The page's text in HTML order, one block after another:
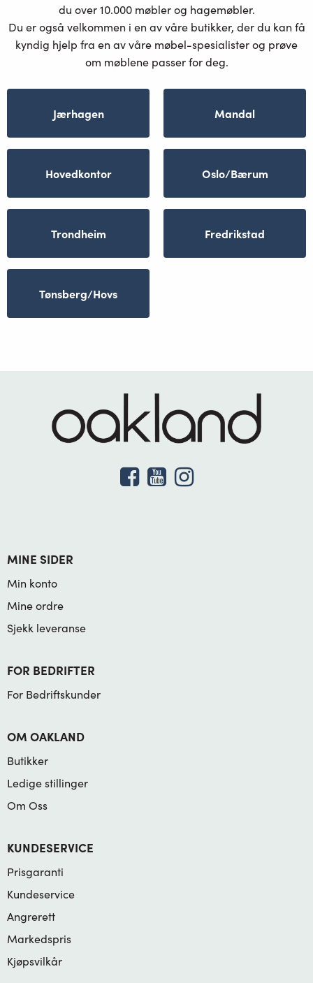
du over 10.000 møbler og hagemøbler.
Du er også velkommen i en av våre butikker, der du kan få
kyndig hjelp fra en av våre møbel-spesialister og prøve
om møblene passer for deg.
Jærhagen Mandal
Hovedkontor Oslo/Bærum
Trondheim Fredrikstad
Tønsberg/Hovs
MINE SIDER
Min konto
Mine ordre
Sjekk leveranse
FOR BEDRIFTER
For Bedriftskunder
OM OAKLAND
Butikker
Ledige stillinger
Om Oss
KUNDESERVICE
Prisgaranti
Kundeservice
Angrerett
Markedspris
Kjøpsvilkår